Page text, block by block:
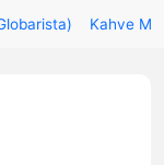
Kahve